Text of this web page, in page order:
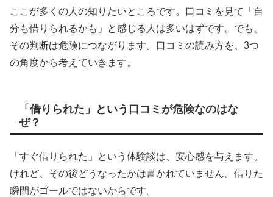
ここが多くの人の知りたいところです。口コミを見て「自
分も借りられるかも」と感じる人は多いはずです。でも、
その判断は危険につながります。口コミの読み方を、3つ
の角度から考えていきます。
「借りられた」という口コミが危険なのはな
ぜ？
「すぐ借りられた」という体験談は、安心感を与えます。
けれど、その後どうなったかは書かれていません。借りた
瞬間がゴールではないからです。